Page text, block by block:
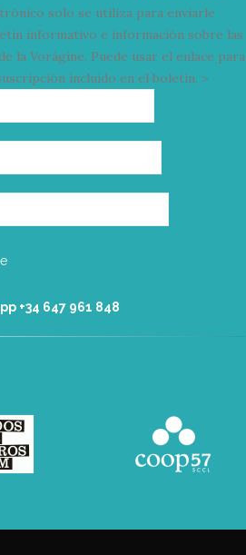
solo se utiliza para enviarle
informativo e información sobre las
la Vorágine. Puede usar el enlace para
incluido en el boletín. >
+34 ‭647 961 848‬